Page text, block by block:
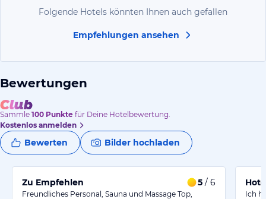
Folgende Hotels könnten Ihnen auch gefallen
Empfehlungen ansehen
Bewertungen
Sammle 100 Punkte für Deine Hotelbewertung.
Kostenlos anmelden
Bewerten Bilder hochladen
Zu Empfehlen 5 / 6
Freundliches Personal, Sauna und Massage Top,
Ich